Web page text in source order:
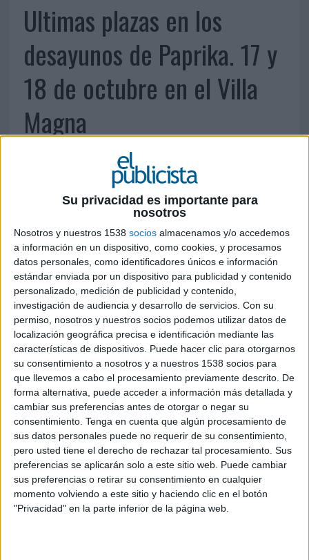
Su privacidad es importante para
nosotros
Nosotros y nuestros 1538 socios almacenamos y/o accedemos
a información en un dispositivo, como cookies, y procesamos
datos personales, como identificadores únicos e información
estándar enviada por un dispositivo para publicidad y contenido
personalizado, medición de publicidad y contenido,
investigación de audiencia y desarrollo de servicios. Con su
permiso, nosotros y nuestros socios podemos utilizar datos de
localización geográfica precisa e identificación mediante las
características de dispositivos. Puede hacer clic para otorgarnos
su consentimiento a nosotros y a nuestros 1538 socios para
que llevemos a cabo el procesamiento previamente descrito. De
forma alternativa, puede acceder a información más detallada y
cambiar sus preferencias antes de otorgar o negar su
consentimiento. Tenga en cuenta que algún procesamiento de
sus datos personales puede no requerir de su consentimiento,
pero usted tiene el derecho de rechazar tal procesamiento. Sus
preferencias se aplicarán solo a este sitio web. Puede cambiar
sus preferencias o retirar su consentimiento en cualquier
momento volviendo a este sitio y haciendo clic en el botón
"Privacidad" en la parte inferior de la página web.
Ultimas plazas en los
desayunos de Paprika. 17 y
18 de octubre en el Villa
Magna
7 DE OCTUBRE DE 2019
¿Tienes unaagenciay aún no conocesPaprika
Presentaremos lo últimode Paprika, el
software de gestiónde proyectos para agencias
creativas. Te invitamos adesayunaro, si lo
prefieres, aun aperitivo.El próximo17 y 18 de
octubre, podrás descubrir, junto a otros colegas
del sector, todas las novedades de nuestro ERP.
Reserva ya tu plaza.